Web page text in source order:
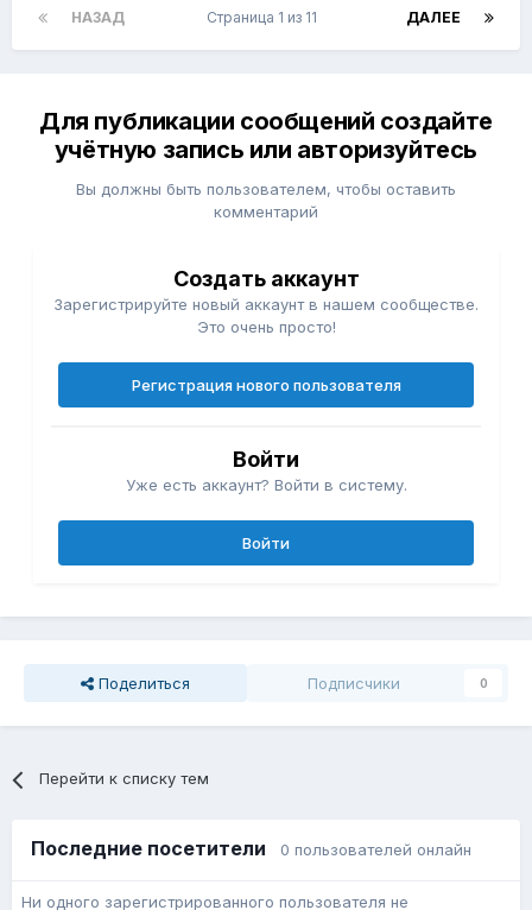
НАЗАД ДАЛЕЕ
Страница 1 из 11
Для публикации сообщений создайте
учётную запись или авторизуйтесь
Вы должны быть пользователем, чтобы оставить
комментарий
Создать аккаунт
Зарегистрируйте новый аккаунт в нашем сообществе.
Это очень просто!
Регистрация нового пользователя
Войти
Уже есть аккаунт? Войти в систему.
Войти
Поделиться Подписчики 0
Перейти к списку тем
Последние посетители 0 пользователей онлайн
Ни одного зарегистрированного пользователя не